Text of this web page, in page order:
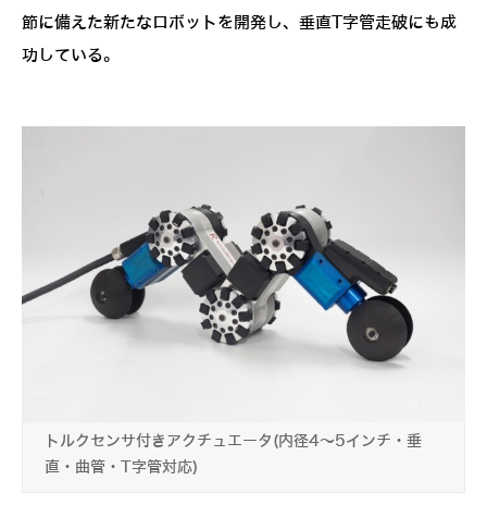
節に備えた新たなロボットを開発し、垂直T字管走破にも成
功している。
トルクセンサ付きアクチュエータ(内径4～5インチ・垂
直・曲管・T字管対応)